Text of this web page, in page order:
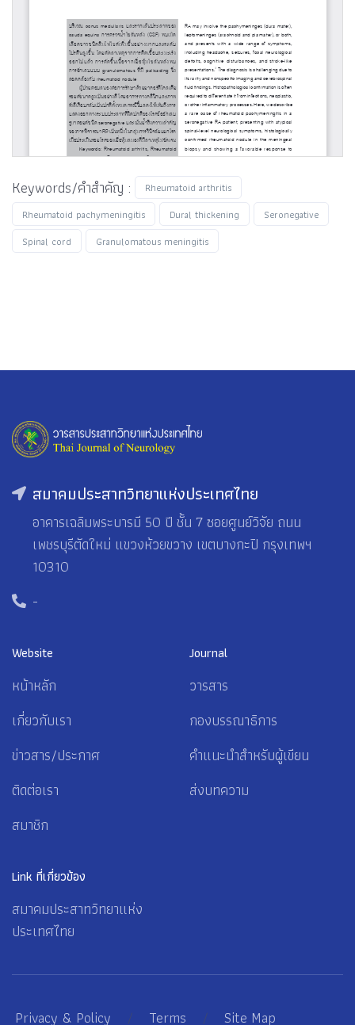
Keywords/คำสำคัญ :
Rheumatoid arthritis
Rheumatoid pachymeningitis
Dural thickening
Seronegative
Spinal cord
Granulomatous meningitis
สมาคมประสาทวิทยาแห่งประเทศไทย
อาคารเฉลิมพระบารมี 50 ปี ชั้น 7 ซอยศูนย์วิจัย ถนน
เพชรบุรีตัดใหม่ แขวงห้วยขวาง เขตบางกะปิ กรุงเทพฯ
10310
-
Website
หน้าหลัก
เกี่ยวกับเรา
ข่าวสาร/ประกาศ
ติดต่อเรา
สมาชิก
Journal
วารสาร
กองบรรณาธิการ
คำแนะนำสำหรับผู้เขียน
ส่งบทความ
Link ที่เกี่ยวข้อง
สมาคมประสาทวิทยาแห่ง
ประเทศไทย
Privacy & Policy / Terms / Site Map